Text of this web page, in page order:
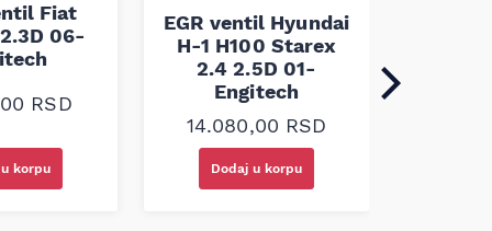
Fiat
06-
RSD
korpu
EGR ventil Hyundai
H-1 H100 Starex
2.4 2.5D 01-
Engitech
14.080,00 RSD
Dodaj u korpu